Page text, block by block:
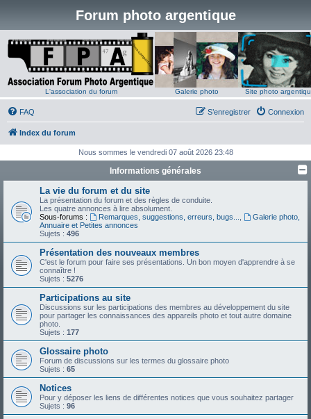
Forum photo argentique
L'association du forum Galerie photo Site photo
FAQ Connexion
S’enregistrer
Index du forum
Nous sommes le vendredi 07 août 2026 23:48
Informations générales
La vie du forum et du site
La présentation du forum et des règles de conduite.
Les quatre annonces à lire absolument.
Sous-forums :
Remarques, suggestions, erreurs, bugs...
Galerie photo,
Annuaire et Petites annonces
Sujets : 496
Présentation des nouveaux membres
C'est le forum pour faire ses présentations. Un bon moyen d'apprendre à se
connaître !
Sujets : 5276
Participations au site
Discussions sur les participations des membres au développement du site
pour partager les connaissances des appareils photo et tout autre domaine
photo.
Sujets : 177
Glossaire photo
Forum de discussions sur les termes du glossaire photo
Sujets : 65
Notices
Pour y déposer les liens de différentes notices que vous souhaitez partager
Sujets : 96